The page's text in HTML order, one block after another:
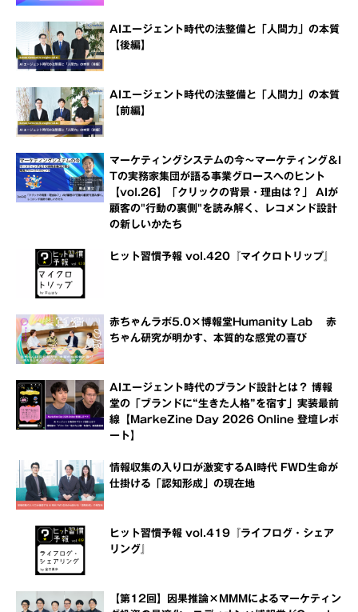
AIエージェント時代の法整備と「人間力」の本質
【後編】
AIエージェント時代の法整備と「人間力」の本質
【前編】
マーケティングシステムの今～マーケティング＆I
Tの実務家集団が語る事業グロースへのヒント
【vol.26】「クリックの背景・理由は？」 AIが
顧客の"行動の裏側"を読み解く、レコメンド設計
の新しいかたち
ヒット習慣予報 vol.420『マイクロトリップ』
赤ちゃんラボ5.0×博報堂Humanity Lab 赤
ちゃん研究が明かす、本質的な感覚の喜び
AIエージェント時代のブランド設計とは？ 博報
堂の「ブランドに“生きた人格”を宿す」実装最前
線【MarkeZine Day 2026 Online 登壇レポ
ート】
情報収集の入り口が激変するAI時代 FWD生命が
仕掛ける「認知形成」の現在地
ヒット習慣予報 vol.419『ライフログ・シェア
リング』
【第12回】因果推論×MMMによるマーケティン